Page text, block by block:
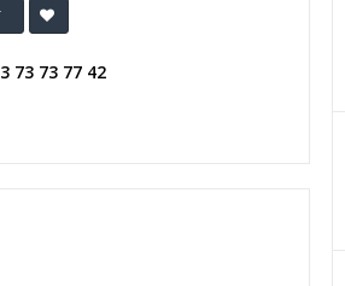
73 73 77 42